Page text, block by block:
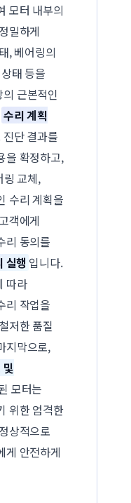
모터 내부의
밀하게
, 베어링의
태 등을
근본적인
수리 계획
단 결과를
을 확정하고,
링 교체,
수리 계획을
객에게
리 동의를
실행 입니다.
따라
리 작업을
저한 품질
지막으로,
및
모터는
위한 엄격한
상적으로
게 안전하게